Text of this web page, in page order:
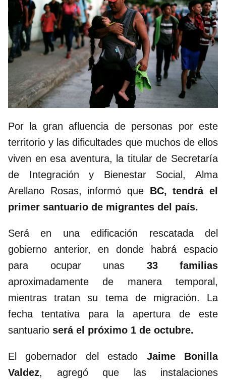
Por la gran afluencia de personas por este
territorio y las dificultades que muchos de ellos
viven en esa aventura, la titular de Secretaría
de Integración y Bienestar Social, Alma
Arellano Rosas, informó que BC, tendrá el
primer santuario de migrantes del país.
Será en una edificación rescatada del
gobierno anterior, en donde habrá espacio
para ocupar unas 33 familias
aproximadamente de manera temporal,
mientras tratan su tema de migración. La
fecha tentativa para la apertura de este
santuario será el próximo 1 de octubre.
El gobernador del estado Jaime Bonilla
Valdez, agregó que las instalaciones